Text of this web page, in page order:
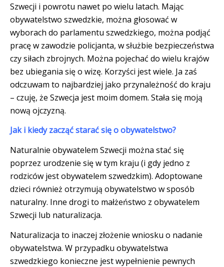
Szwecji i powrotu nawet po wielu latach. Mając
obywatelstwo szwedzkie, można głosować w
wyborach do parlamentu szwedzkiego, można podjąć
pracę w zawodzie policjanta, w służbie bezpieczeństwa
czy siłach zbrojnych. Można pojechać do wielu krajów
bez ubiegania się o wizę. Korzyści jest wiele. Ja zaś
odczuwam to najbardziej jako przynależność do kraju
– czuję, że Szwecja jest moim domem. Stała się moją
nową ojczyzną.
Jak i kiedy zacząć starać się o obywatelstwo?
Naturalnie obywatelem Szwecji można stać się
poprzez urodzenie się w tym kraju (i gdy jedno z
rodziców jest obywatelem szwedzkim). Adoptowane
dzieci również otrzymują obywatelstwo w sposób
naturalny. Inne drogi to małżeństwo z obywatelem
Szwecji lub naturalizacja.
Naturalizacja to inaczej złożenie wniosku o nadanie
obywatelstwa. W przypadku obywatelstwa
szwedzkiego konieczne jest wypełnienie pewnych